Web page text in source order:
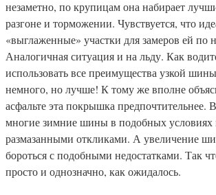
незаметно, по крупицам она набирает
разгоне и торможении. Чувствуется, что
«выглаженные» участки для замеров ей по
Аналогичная ситуация и на льду. Как
использовать все преимущества узкой
немного, но лучше! К тому же вполне
асфальте эта покрышка предпочтительнее.
многие зимние шины в подобных условиях
размазанными откликами. А увеличение
бороться с подобными недостатками. Так
просто и однозначно, как ожидалось.